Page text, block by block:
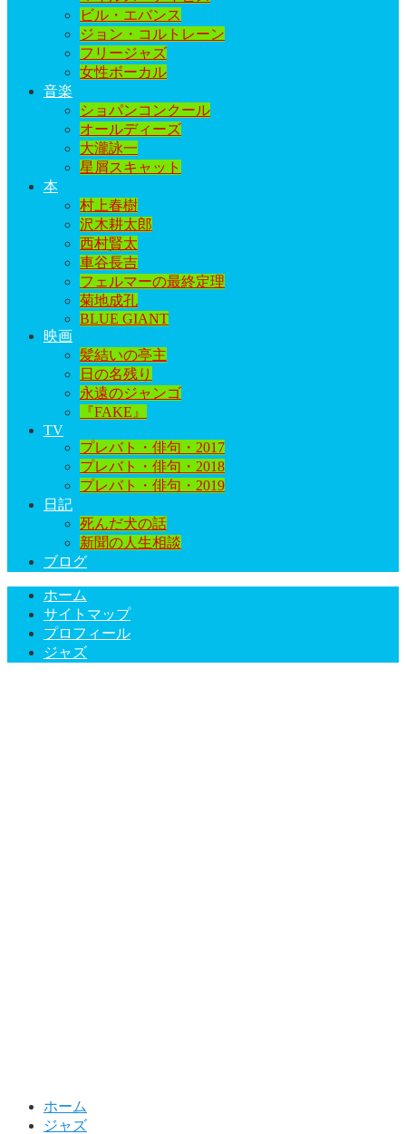
ビル・エバンス
ジョン・コルトレーン
フリージャズ
女性ボーカル
音楽
ショパンコンクール
オールディーズ
大瀧詠一
星屑スキャット
本
村上春樹
沢木耕太郎
西村賢太
車谷長吉
フェルマーの最終定理
菊地成孔
BLUE GIANT
映画
髪結いの亭主
日の名残り
永遠のジャンゴ
『FAKE』
TV
プレバト・俳句・2017
プレバト・俳句・2018
プレバト・俳句・2019
日記
死んだ犬の話
新聞の人生相談
ブログ
ホーム
サイトマップ
プロフィール
ジャズ
ホーム
ジャズ